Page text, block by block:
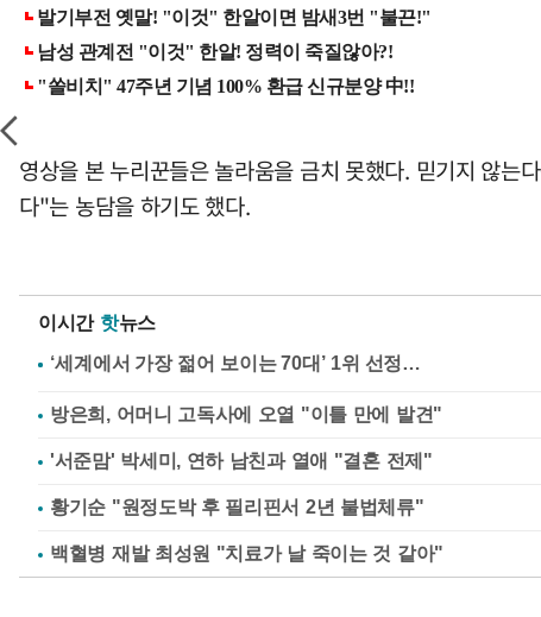
영상을 본 누리꾼들은 놀라움을 금치 못했다. 믿기지 않
다"는 농담을 하기도 했다.
이시간 핫뉴스
방은희, 어머니 고독사에 오열 "이틀 만에 발견"
'서준맘' 박세미, 연하 남친과 열애 "결혼 전제"
황기순 "원정도박 후 필리핀서 2년 불법체류"
백혈병 재발 최성원 "치료가 날 죽이는 것 같아"